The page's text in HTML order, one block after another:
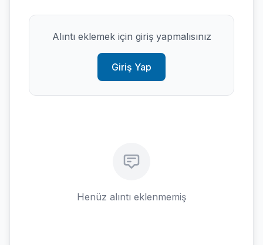
Alıntı eklemek için giriş yapmalısınız
Giriş Yap
Henüz alıntı eklenmemiş